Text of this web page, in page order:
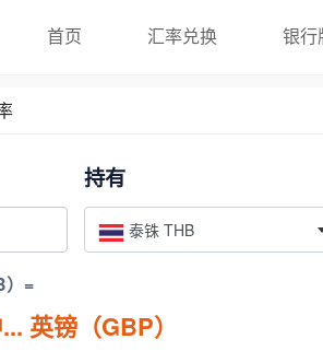
首页 汇率兑换 银行
持有
泰铢 THB
）=
英镑（GBP）